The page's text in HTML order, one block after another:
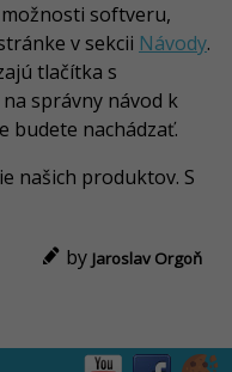
softveru,
v sekcii Návody.
tlačítka s
správny návod k
budete nachádzať.
našich produktov. S
by Jaroslav Orgoň